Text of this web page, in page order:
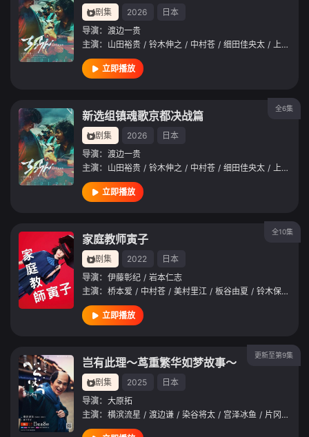
剧集 2026
日本
导演： 渡边一贵
主演： 山田裕贵 / 铃木伸之 / 中村苍 / 细田佳央太 / 上杉柊平
立即播放
全6集
新选组镇魂歌京都决战篇
剧集 2026
日本
导演： 渡边一贵
主演： 山田裕贵 / 铃木伸之 / 中村苍 / 细田佳央太 / 上杉柊平
立即播放
全10集
家庭教师寅子
剧集 2022
日本
导演： 伊藤彰纪 / 岩本仁志
主演： 桥本爱 / 中村苍 / 美村里江 / 板谷由夏 / 铃木保奈美
立即播放
更新至第9集
岂有此理～茑重繁华如梦故事～
剧集 2025
日本
导演： 大原拓
主演： 横滨流星 / 渡边谦 / 染谷将太 / 宫泽冰鱼 / 片冈爱之助